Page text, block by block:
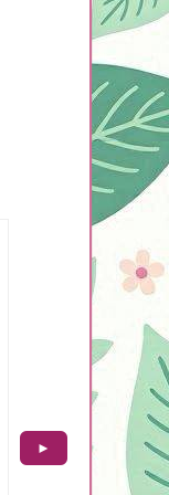
Вощенный
►